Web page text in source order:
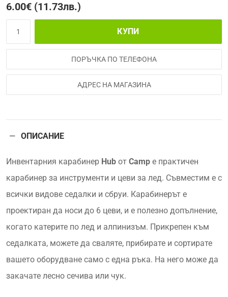
6.00€ (11.73лв.)
КУПИ
ОПИСАНИЕ
Инвентарния карабинер Hub от Camp е практичен
карабинер за инструменти и цеви за лед. Съвместим е с
всички видове седалки и сбруи. Карабинерът е
проектиран да носи до 6 цеви, и е полезно допълнение,
когато катерите по лед и алпинизъм. Прикрепен към
седалката, можете да сваляте, прибирате и сортирате
вашето оборудване само с една ръка. На него може да
закачате лесно сечива или чук.
ПОРЪЧКА ПО ТЕЛЕФОНА
АДРЕС НА МАГАЗИНА